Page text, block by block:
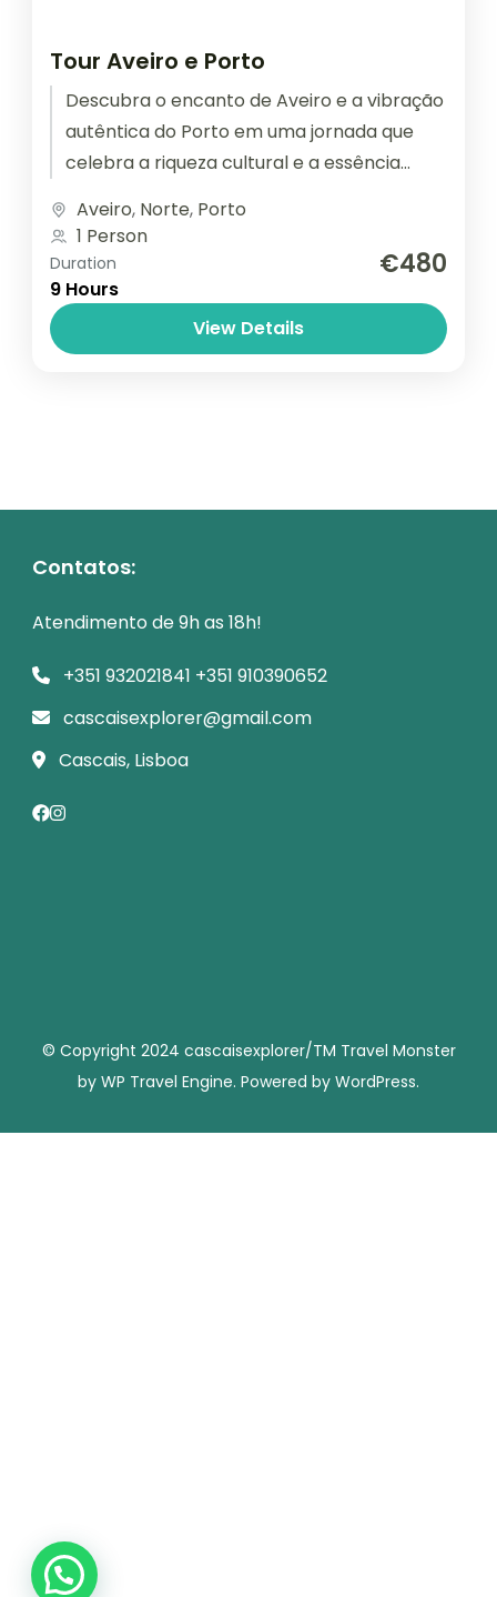
Tour Aveiro e Porto
Descubra o encanto de Aveiro e a vibração
autêntica do Porto em uma jornada que
celebra a riqueza cultural e a essência
Aveiro, Norte, Porto
1 Person
Duration
9 Hours
€480
View Details
Contatos:
Atendimento de 9h as 18h!
+351 932021841 +351 910390652
cascaisexplorer@gmail.com
Cascais, Lisboa
© Copyright 2024 cascaisexplorer/TM Travel Monster
by WP Travel Engine. Powered by WordPress.